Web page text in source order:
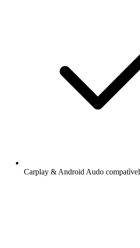
Carplay & Android Audo compatìvel